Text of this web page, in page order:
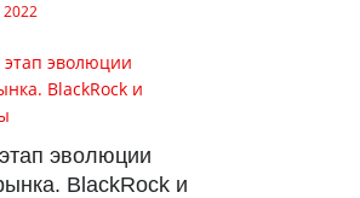
эволюции
BlackRock и